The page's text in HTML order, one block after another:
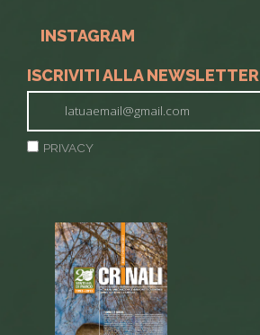
INSTAGRAM
ISCRIVITI ALLA NEWSLETTER
PRIVACY